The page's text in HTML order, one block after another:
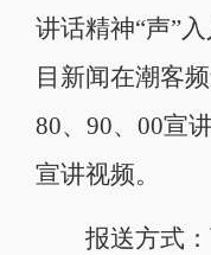
讲话精神“声”
目新闻在潮客
80、90、00宣
宣讲视频。
报送方式：